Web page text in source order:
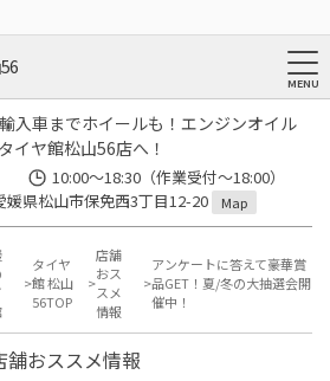
入車までホイールも！エンジンオイル
イヤ館松山56店へ！
10:00～18:30（作業受付～18:00）
県松山市保免西3丁目12-20
Map
タイヤ
館 松山
56TOP
店舗
おス
スメ
情報
アンケートに答えて豪華賞
品GET！夏/冬の大抽選会開
催中！
舗おススメ情報